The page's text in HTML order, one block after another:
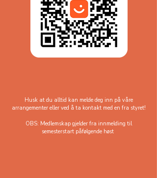
Husk at du alltid kan melde deg inn på våre
arrangementer eller ved å ta kontakt med en fra styret!
OBS: Medlemskap gjelder fra innmelding til
semesterstart påfølgende høst